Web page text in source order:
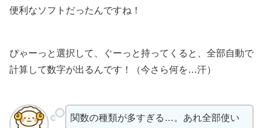
便利なソフトだったんですね！
ぴゃーっと選択して、ぐーっと持ってくると、全部自動で
計算して数字が出るんです！（今さら何を…汗）
関数の種類が多すぎる…。あれ全部使い